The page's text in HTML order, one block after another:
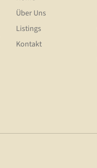
Über Uns
Listings
Kontakt